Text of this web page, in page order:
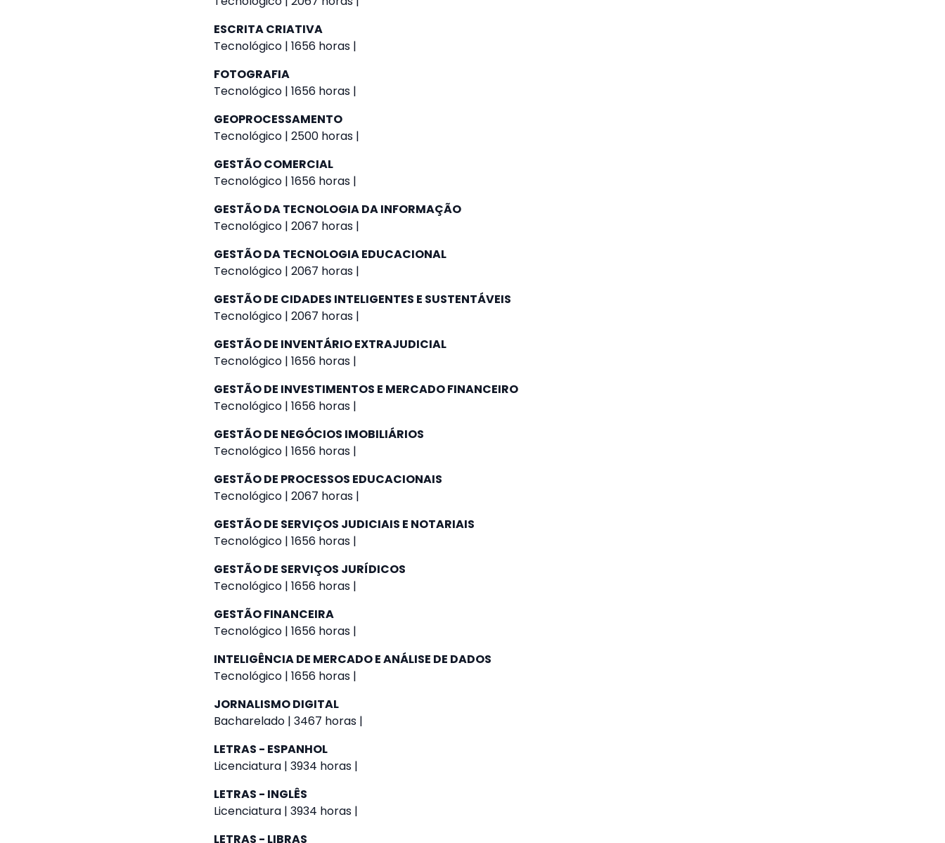
ESCRITA CRIATIVA
Tecnológico | 1656 horas |
FOTOGRAFIA
Tecnológico | 1656 horas |
GEOPROCESSAMENTO
Tecnológico | 2500 horas |
GESTÃO COMERCIAL
Tecnológico | 1656 horas |
GESTÃO DA TECNOLOGIA DA INFORMAÇÃO
Tecnológico | 2067 horas |
GESTÃO DA TECNOLOGIA EDUCACIONAL
Tecnológico | 2067 horas |
GESTÃO DE CIDADES INTELIGENTES E SUSTENTÁVEIS
Tecnológico | 2067 horas |
GESTÃO DE INVENTÁRIO EXTRAJUDICIAL
Tecnológico | 1656 horas |
GESTÃO DE INVESTIMENTOS E MERCADO FINANCEIRO
Tecnológico | 1656 horas |
GESTÃO DE NEGÓCIOS IMOBILIÁRIOS
Tecnológico | 1656 horas |
GESTÃO DE PROCESSOS EDUCACIONAIS
Tecnológico | 2067 horas |
GESTÃO DE SERVIÇOS JUDICIAIS E NOTARIAIS
Tecnológico | 1656 horas |
GESTÃO DE SERVIÇOS JURÍDICOS
Tecnológico | 1656 horas |
GESTÃO FINANCEIRA
Tecnológico | 1656 horas |
INTELIGÊNCIA DE MERCADO E ANÁLISE DE DADOS
Tecnológico | 1656 horas |
JORNALISMO DIGITAL
Bacharelado | 3467 horas |
LETRAS - ESPANHOL
Licenciatura | 3934 horas |
LETRAS - INGLÊS
Licenciatura | 3934 horas |
LETRAS - LIBRAS